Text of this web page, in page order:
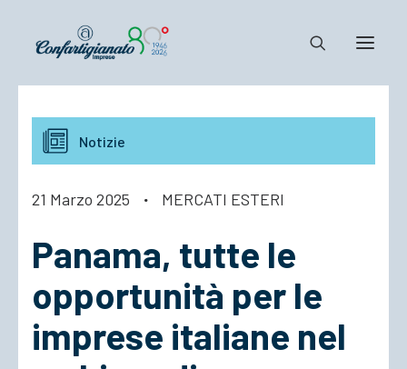
Notizie e Documenti
Confartigianato
Cosa Facciamo
Notizie
21 Marzo 2025 · MERCATI ESTERI
Panama, tutte le
opportunità per le
imprese italiane nel